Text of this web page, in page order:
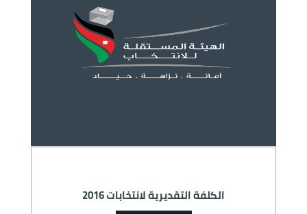
الكلفة التقديرية لانتخابات 2016